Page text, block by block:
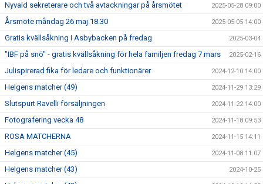
Nyvald sekreterare och två avtackningar på årsmötet 2025-05-28 09:00
Årsmöte måndag 26 maj 18.30 2025-05-05 14:00
Gratis kvällsåkning i Asbybacken på fredag 2025-03-04
"IBF på snö" - gratis kvällsåkning för hela familjen fredag 7 mars 2025-02-16
Julispirerad fika för ledare och funktionärer 2024-12-10 14:00
Helgens matcher (49) 2024-11-29 13:29
Slutspurt Ravelli försäljningen 2024-11-22 14:00
Fotografering vecka 48 2024-11-18 09:53
ROSA MATCHERNA 2024-11-15 14:11
Helgens matcher (45) 2024-11-08 11:07
Helgens matcher (43) 2024-10-25